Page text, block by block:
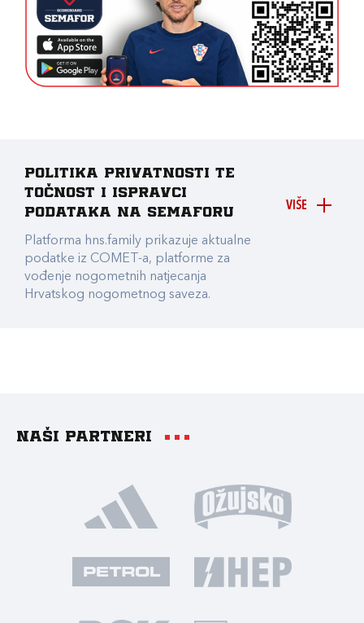
VIŠE
Politika privatnosti te
točnost i ispravci
podataka na Semaforu
Platforma hns.family prikazuje aktualne
podatke iz COMET-a, platforme za
vođenje nogometnih natjecanja
Hrvatskog nogometnog saveza.
Naši partneri